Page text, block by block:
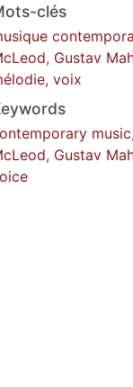
clés
, Gustav
,voix
music
, Gustav